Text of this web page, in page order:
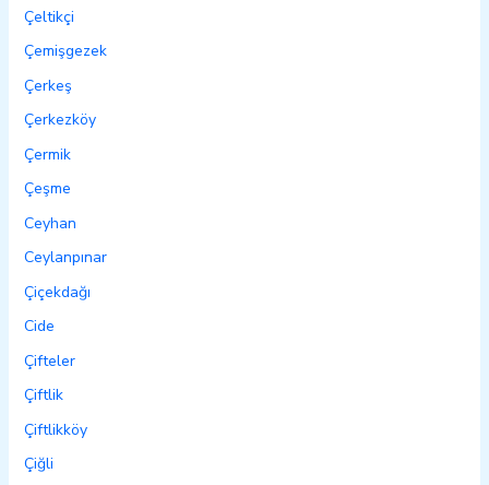
Çeltikçi
Çemişgezek
Çerkeş
Çerkezköy
Çermik
Çeşme
Ceyhan
Ceylanpınar
Çiçekdağı
Cide
Çifteler
Çiftlik
Çiftlikköy
Çiğli